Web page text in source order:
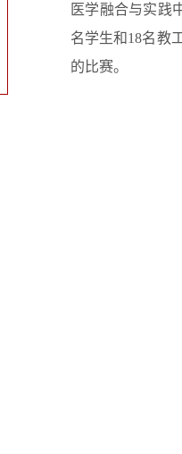
医学融合与实践
名学生和18名教
的比赛。